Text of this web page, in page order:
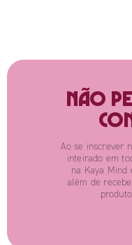
Não
Ao se inscrever
inteirado em
na Kaya Mind
além de